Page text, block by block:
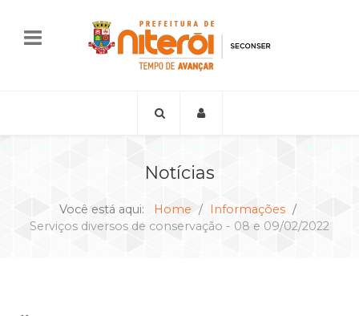
Notícias
Você está aqui: Home
Informações
Serviços diversos de conservação - 08 e 09/02/2022